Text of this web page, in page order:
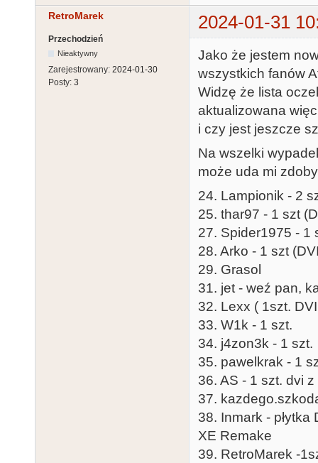
RetroMarek 2024-01-31
Przechodzień
Nieaktywny
Zarejestrowany: 2024-01-30
Posty: 3
Jako że jestem
wszystkich fanów
Widzę że lista
aktualizowana
i czy jest jeszcze
Na wszelki
może uda mi
24. Lampionik - 2
25. thar97 - 1 szt
27. Spider1975 - 1
28. Arko - 1 szt
29. Grasol
31. jet - weź pan,
32. Lexx ( 1szt.
33. W1k - 1 szt.
34. j4zon3k - 1 szt.
35. pawelkrak - 1
36. AS - 1 szt. dvi
37.
38. Inmark -
XE Remake
39. RetroMarek -